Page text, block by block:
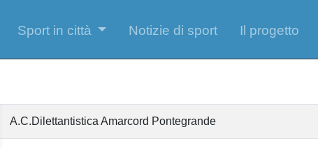
Sport in città Notizie di sport Il progetto
A.C.Dilettantistica Amarcord Pontegrande